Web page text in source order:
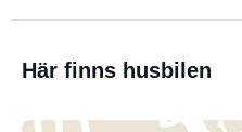
Här finns husbilen